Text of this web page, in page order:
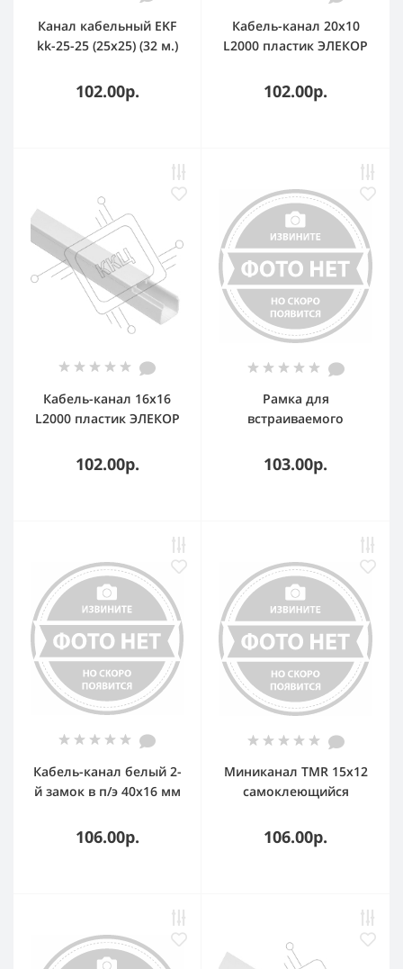
Канал кабельный EKF
kk-25-25 (25х25) (32 м.)
метра)
102.00р.
Кабель-канал 20х10
L2000 пластик ЭЛЕКОР
102.00р.
Кабель-канал 16х16
L2000 пластик ЭЛЕКОР
102.00р.
Рамка для
встраиваемого
45х50х15 мм для
РКК-100х60 и 100х40
103.00р.
Кабель-канал белый 2-
й замок в п/э 40х16 мм
106.00р.
Миниканал TMR 15x12
самоклеющийся
106.00р.